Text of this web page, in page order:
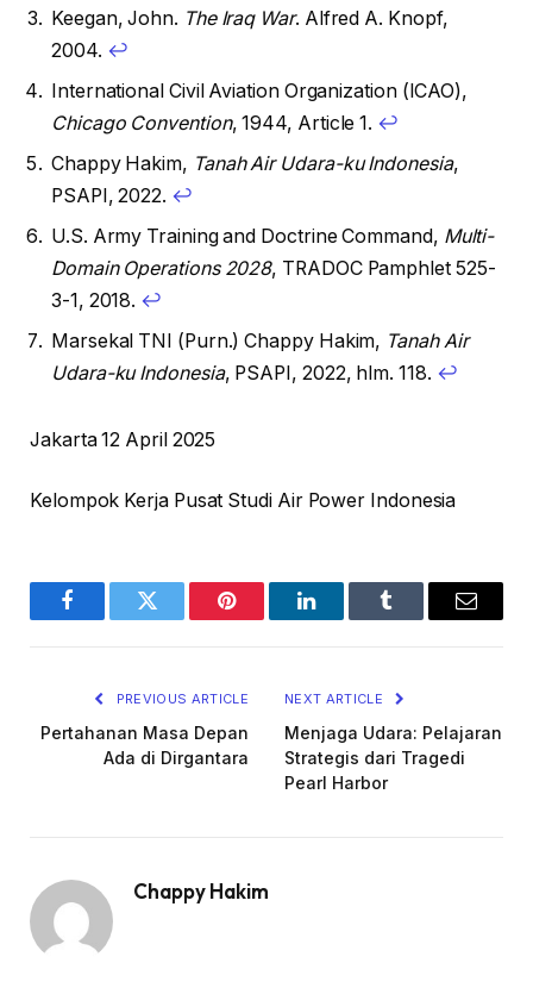
Keegan, John. The Iraq War. Alfred A. Knopf,
2004. ↩
International Civil Aviation Organization (ICAO),
Chicago Convention, 1944, Article 1. ↩
Chappy Hakim, Tanah Air Udara-ku Indonesia,
PSAPI, 2022. ↩
U.S. Army Training and Doctrine Command, Multi-
Domain Operations 2028, TRADOC Pamphlet 525-
3-1, 2018. ↩
Marsekal TNI (Purn.) Chappy Hakim, Tanah Air
Udara-ku Indonesia, PSAPI, 2022, hlm. 118. ↩
Jakarta 12 April 2025
Kelompok Kerja Pusat Studi Air Power Indonesia
FacebookTwitter Pinterest LinkedInTumblr Email
PREVIOUS ARTICLE
Pertahanan Masa Depan
Ada di Dirgantara
NEXT ARTICLE
Menjaga Udara: Pelajaran
Strategis dari Tragedi
Pearl Harbor
Chappy Hakim